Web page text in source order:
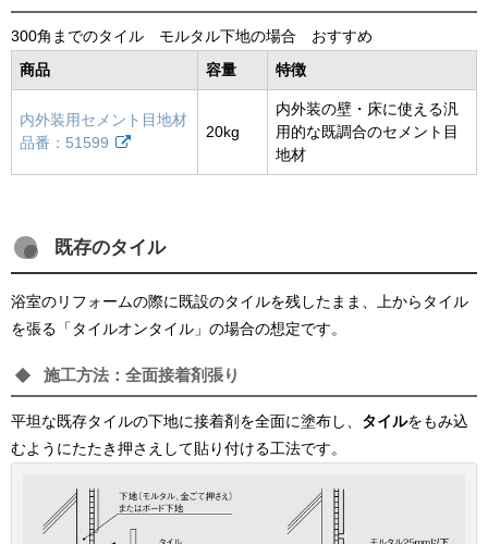
300角までのタイル モルタル下地の場合 おすすめ
商品 容量 特徴
内外装用セメント目地材
品番：51599
20kg
内外装の壁・床に使える汎
用的な既調合のセメント目
地材
既存のタイル
浴室のリフォームの際に既設のタイルを残したまま、上からタイル
を張る「タイルオンタイル」の場合の想定です。
施工方法：全面接着剤張り
平坦な既存タイルの下地に接着剤を全面に塗布し、 タイルをもみ込
むようにたたき押さえして貼り付ける工法です。